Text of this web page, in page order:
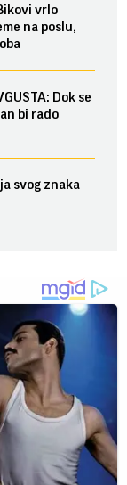
vrlo
na poslu,
Dok se
bi rado
svog znaka